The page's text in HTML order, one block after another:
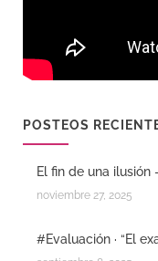
POSTEOS
El fin de una ilusión
noviembre 27, 2025
#Evaluación · “El